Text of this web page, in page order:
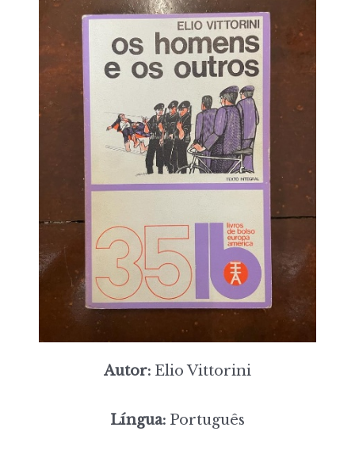
Autor: Elio Vittorini
Língua: Português